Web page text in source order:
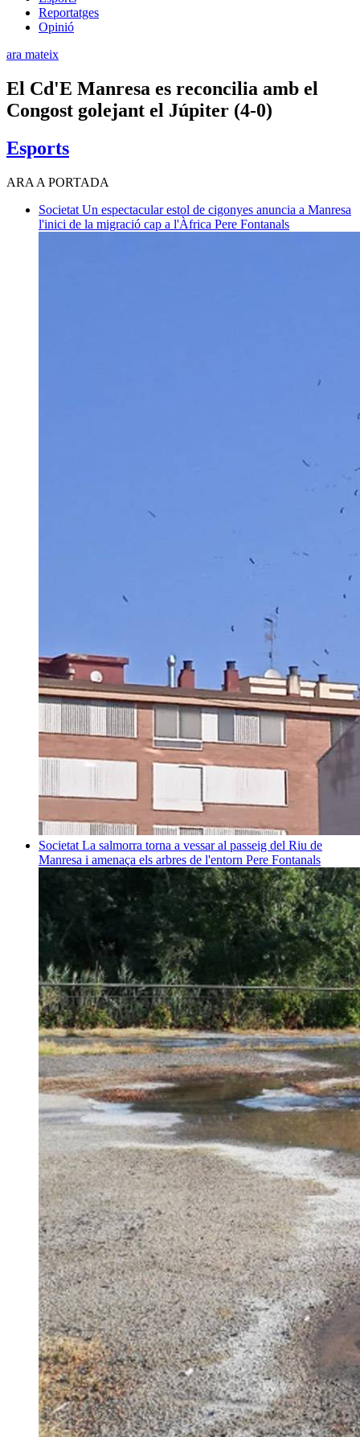
Reportatges
Opinió
ara mateix
El Cd'E Manresa es reconcilia amb el
Congost golejant el Júpiter (4-0)
Esports
ARA A PORTADA
Societat Un espectacular estol de cigonyes anuncia a Manresa
l'inici de la migració cap a l'Àfrica Pere Fontanals
Societat La salmorra torna a vessar al passeig del Riu de
Manresa i amenaça els arbres de l'entorn Pere Fontanals